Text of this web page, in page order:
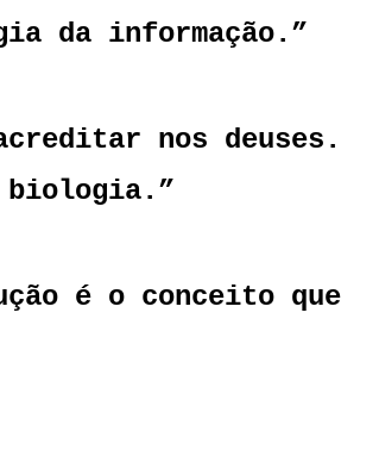
da informação.”
nos deuses.
biologia.”
é o conceito que